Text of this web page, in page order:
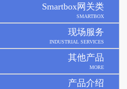
Smartbox网关类
SMARTBOX
现场服务
INDUSTRIAL SERVICES
其他产品
MORE
产品介绍